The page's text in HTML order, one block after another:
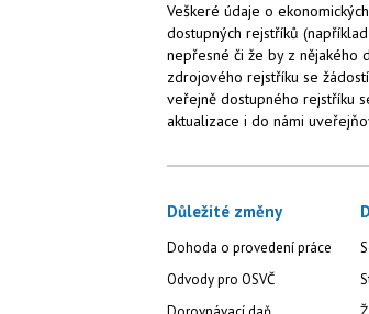
Veškeré údaje o
dostupných rejstříků
nepřesné či že by z nějakého
zdrojového rejstříku se
veřejně dostupného rejstříku
aktualizace i do námi
Důležité změny
Dohoda o provedení práce
Odvody pro OSVČ